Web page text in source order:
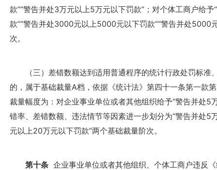
款”“警告并处3万元以上5万元以下罚款”；对个体工商户给
款”“警告并处3000元以上5000元以下罚款”“警告并处5000
次。
（三） 差错数额达到适用普通程序的统计行政处罚标准
的 ，属于基础裁量A档，依据《统计法》第四十一条第一款
裁量幅度为：对企业事业单位或者其他组织给予“警告并处5
错率、差错数额、违法情节等因素进一步划分为“警告并处5
元以上20万元以下罚款”两个基础裁量阶次。
第十条 企业事业单位或者其他组织、个体工商户违反